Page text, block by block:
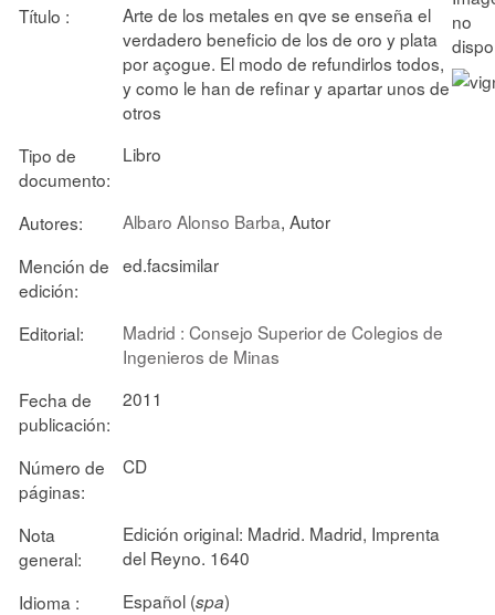
Título :
Arte de los metales en qve se enseña el
verdadero beneficio de los de oro y plata
por açogue. El modo de refundirlos todos,
y como le han de refinar y apartar unos de
otros
Tipo de
documento:
Libro
Autores: Albaro Alonso Barba, Autor
Mención de
edición:
ed.facsimilar
Editorial:
Madrid : Consejo Superior de Colegios de
Ingenieros de Minas
Fecha de
publicación:
2011
Número de
páginas:
CD
Nota
general:
Edición original: Madrid. Madrid, Imprenta
del Reyno. 1640
Idioma :
Español (spa)